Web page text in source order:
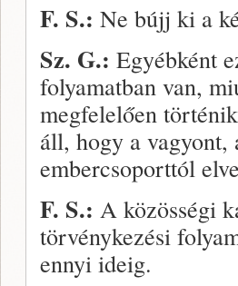
F. S.: Ne bújj ki a
Sz. G.: Egyébként
folyamatban van,
megfelelően
áll, hogy a vagyont,
embercsoporttól
F. S.: A közösségi
törvénykezési
ennyi ideig.